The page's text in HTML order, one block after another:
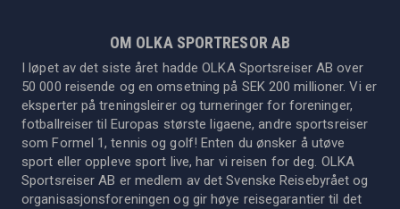
OM OLKA SPORTRESOR AB
I løpet av det siste året hadde OLKA Sportsreiser AB over
50 000 reisende og en omsetning på SEK 200 millioner. Vi er
eksperter på treningsleirer og turneringer for foreninger,
fotballreiser til Europas største ligaene, andre sportsreiser
som Formel 1, tennis og golf! Enten du ønsker å utøve
sport eller oppleve sport live, har vi reisen for deg. OLKA
Sportsreiser AB er medlem av det Svenske Reisebyrået og
organisasjonsforeningen og gir høye reisegarantier til det